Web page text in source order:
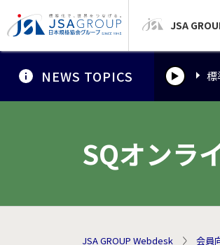
JSA
NEWS TOPICS
標
標
SQオンラ
JSA GROUP Webdesk 会員